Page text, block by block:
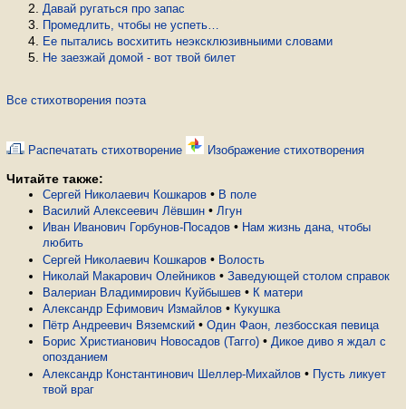
Давай ругаться про запас
Промедлить, чтобы не успеть…
Ее пытались восхитить неэксклюзивныими словами
Не заезжай домой - вот твой билет
Все стихотворения поэта
Распечатать стихотворение Изображение стихотворения
Читайте также:
Сергей Николаевич Кошкаров • В поле
Василий Алексеевич Лёвшин • Лгун
Иван Иванович Горбунов-Посадов • Нам жизнь дана, чтобы
любить
Сергей Николаевич Кошкаров • Волость
Николай Макарович Олейников • Заведующей столом справок
Валериан Владимирович Куйбышев • К матери
Александр Ефимович Измайлов • Кукушка
Пётр Андреевич Вяземский • Один Фаон, лезбосская певица
Борис Христианович Новосадов (Тагго) • Дикое диво я ждал с
опозданием
Александр Константинович Шеллер-Михайлов • Пусть ликует
твой враг